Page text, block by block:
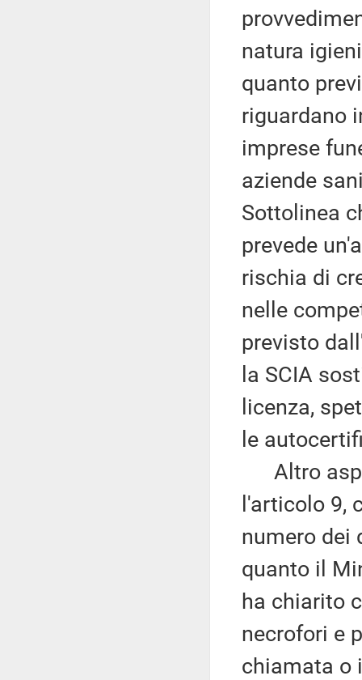
natura
quanto
riguardano
imprese
aziende
Sottolinea
prevede
rischia di
nelle
previsto
la SCIA
licenza,
le
Altro
l'articolo 9,
numero dei
quanto il
ha chiarito
necrofori e
chiamata o